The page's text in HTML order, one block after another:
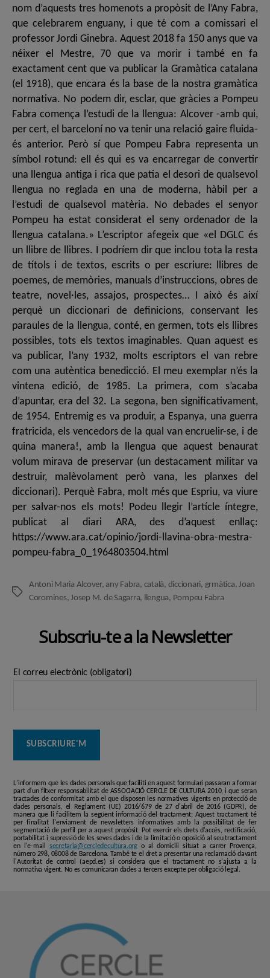
nom d’aquests tres homenots a propòsit de l’Any Fabra,
que celebrarem enguany, i que té com a comissari el
professor Jordi Ginebra. Aquest 2018 fa 150 anys que va
néixer el Mestre, 70 que va morir i també en fa
exactament cent que va publicar la Gramàtica catalana
(el 1918), que encara és la base de la nostra gramàtica
normativa. No podem dir, esclar, que gràcies a Pompeu
Fabra comença l’estudi de la llengua: Alcover -amb qui,
per cert, el barceloní no va tenir una relació gaire fluida-
és anterior. Però sí que Pompeu Fabra representa un
símbol rotund: ell és qui es va encarregar de convertir
una llengua antiga i rica que patia el desori de qualsevol
llengua no reglada en una de moderna, hàbil per a
l’estudi de qualsevol matèria. No debades el senyor
Pompeu ha estat considerat el seny ordenador de la
llengua catalana.» L’escriptor afegeix que «el DGLC és
un llibre de llibres. I podríem dir que inclou tota la resta
de títols i de textos, escrits o per escriure: llibres de
poemes, de memòries, manuals d’instruccions, obres de
teatre, novel·les, assajos, prospectes… I això és així
perquè un diccionari de definicions, conservant les
paraules de la llengua, conté, en germen, tots els llibres
possibles, tots els textos imaginables. Quan aquest es
va publicar, l’any 1932, molts escriptors el van rebre
com una autèntica benedicció. El meu exemplar n’és la
vintena edició, de 1985. La primera, com s’acaba
d’apuntar, era del 32. La segona, ben significativament,
de 1954. Entremig es va produir, a Espanya, una guerra
fratricida, els vencedors de la qual van encruelir-se, i de
quina manera!, amb la llengua que aquest benaurat
volum mirava de preservar (un destacament militar va
destruir, malèvolament però vana, les planxes del
diccionari). Perquè Fabra, molt més que Espriu, va viure
per salvar-nos els mots! Podeu llegir l’artícle íntegre,
publicat al diari ARA, des d’aquest enllaç:
https://www.ara.cat/opinio/jordi-llavina-obra-mestra-
pompeu-fabra_0_1964803504.html
Etiquetes
Antoni Maria Alcover, any Fabra, català, diccionari, grmàtica,Joan
Coromines,Josep M. de Sagarra, llengua, Pompeu Fabra
Subscriu-te a la Newsletter
El correu electrònic (obligatori)
L'informem que les dades personals que faciliti en aquest formulari passaran a formar
part d'un fitxer responsabilitat de ASSOCIACIÓ CERCLE DE CULTURA 2010, i que seran
tractades de conformitat amb el que disposen les normatives vigents en protecció de
dades personals, el Reglament (UE) 2016/679 de 27 d'abril de 2016 (GDPR), de
manera que li facilitem la següent informació del tractament: Aquest tractament té
per finalitat l'enviament de newsletters informatives amb la possibilitat de fer
segmentació de perfil per a aquest propòsit. Pot exercir els drets d'accés, rectificació,
portabilitat i supressió de les seves dades i de la limitació o oposició al seu tractament
en l'e-mail secretaria@cercledecultura.orgo al domicili situat a carrer Provença,
número 298, 08008 de Barcelona. També te el dret a presentar una reclamació davant
l'Autoritat de control (aepd.es) si considera que el tractament no s'ajusta a la
normativa vigent. No es comunicaran dades a tercers excepte per obligació legal.